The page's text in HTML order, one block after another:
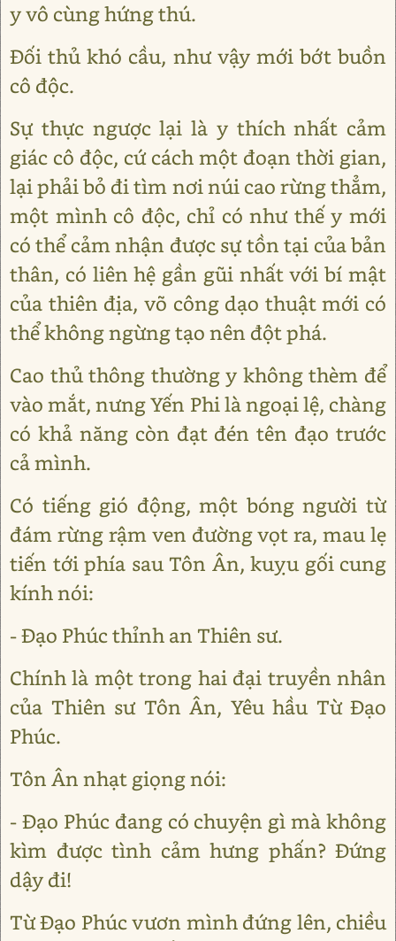
y vô cùng hứng thú.
Đối thủ khó cầu, như vậy mới bớt buồn
cô độc.
Sự thực ngược lại là y thích nhất cảm
giác cô độc, cứ cách một đoạn thời gian,
lại phải bỏ đi tìm nơi núi cao rừng thẳm,
một mình cô độc, chỉ có như thế y mới
có thể cảm nhận được sự tồn tại của bản
thân, có liên hệ gần gũi nhất với bí mật
của thiên địa, võ công dạo thuật mới có
thể không ngừng tạo nên đột phá.
Cao thủ thông thường y không thèm để
vào mắt, nưng Yến Phi là ngoại lệ, chàng
có khả năng còn đạt đén tên đạo trước
cả mình.
Có tiếng gió động, một bóng người từ
đám rừng rậm ven đường vọt ra, mau lẹ
tiến tới phía sau Tôn Ân, kuỵu gối cung
kính nói:
- Đạo Phúc thỉnh an Thiên sư.
Chính là một trong hai đại truyền nhân
của Thiên sư Tôn Ân, Yêu hầu Từ Đạo
Phúc.
Tôn Ân nhạt giọng nói:
- Đạo Phúc đang có chuyện gì mà không
kìm được tình cảm hưng phấn? Đứng
dậy đi!
Từ Đạo Phúc vươn mình đứng lên, chiều